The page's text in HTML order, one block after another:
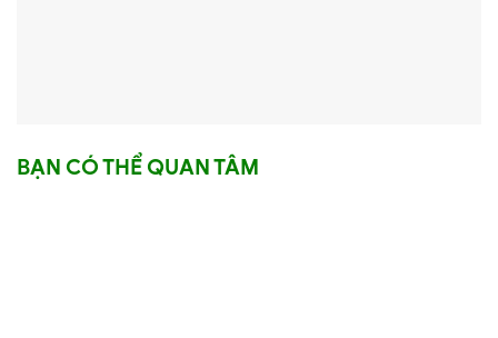
BẠN CÓ THỂ QUAN TÂM